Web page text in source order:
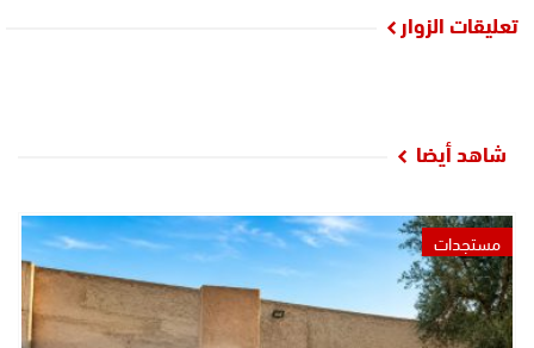
تعليقات الزوار
شاهد أيضا
مستجدات